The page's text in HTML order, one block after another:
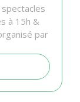
à 15h &
par